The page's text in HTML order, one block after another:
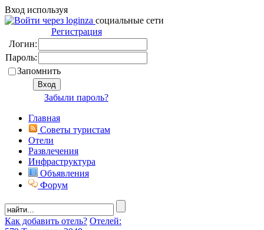
Вход используя
социальные сети
Регистрация
Логин:
Пароль:
Запомнить
Забыли пароль?
Главная
Советы туристам
Отели
Развлечения
Инфраструктура
Объявления
Форум
Как добавить отель? Отелей: